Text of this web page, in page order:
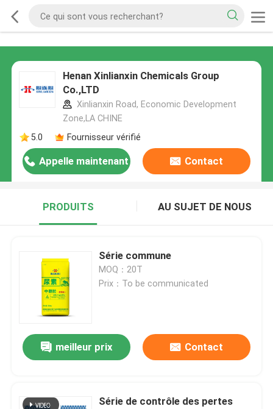
Henan Xinlianxin Chemicals Group
Co.,LTD
Xinlianxin Road, Economic Development
Zone,LA CHINE
5.0
Fournisseur vérifié
Appelle maintenant Contact
PRODUITS AU SUJET DE NOUS
Série commune
MOQ：20T
Prix：To be communicated
meilleur prix Contact
Série de contrôle des pertes